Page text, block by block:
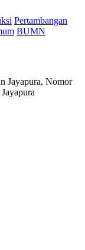
Pertambangan
BUMN
Jayapura, Nomor